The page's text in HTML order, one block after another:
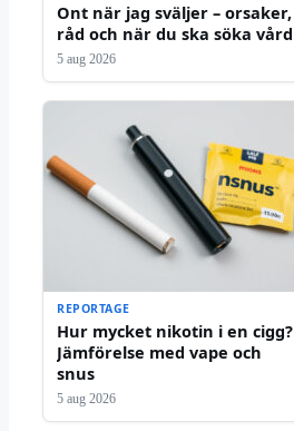
Ont när jag sväljer – orsaker,
råd och när du ska söka vård
5 aug 2026
REPORTAGE
Hur mycket nikotin i en cigg?
Jämförelse med vape och
snus
5 aug 2026